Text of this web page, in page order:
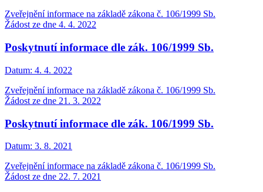
Zveřejnění informace na základě zákona č. 106/1999 Sb.
Žádost ze dne 4. 4. 2022
Poskytnutí informace dle zák. 106/1999 Sb.
Datum: 4. 4. 2022
Zveřejnění informace na základě zákona č. 106/1999 Sb.
Žádost ze dne 21. 3. 2022
Poskytnutí informace dle zák. 106/1999 Sb.
Datum: 3. 8. 2021
Zveřejnění informace na základě zákona č. 106/1999 Sb.
Žádost ze dne 22. 7. 2021